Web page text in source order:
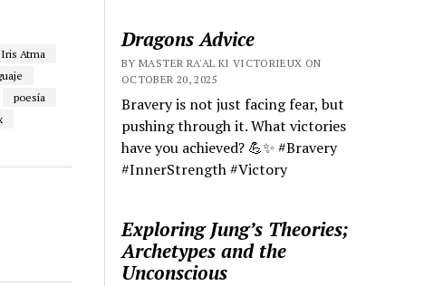
Iris Atma
poesía
Dragons Advice
BY MASTER RA'AL KI VICTORIEUX ON
OCTOBER 20, 2025
Bravery is not just facing fear, but
pushing through it. What victories
have you achieved? 💪✨ #Bravery
#InnerStrength #Victory
Exploring Jung’s Theories;
Archetypes and the
Unconscious